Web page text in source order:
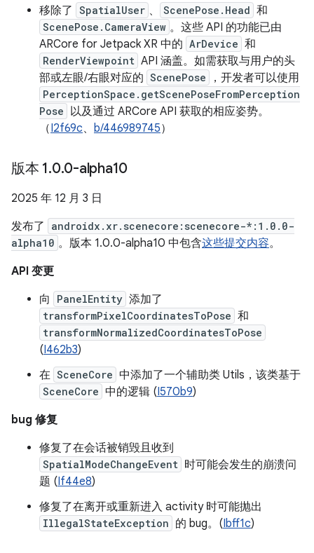
移除了 SpatialUser 、 ScenePose.Head 和
ScenePose.CameraView 。这些 API 的功能已由
ARCore for Jetpack XR 中的 ArDevice 和
RenderViewpoint API 涵盖。如需获取与用户的头
部或左眼/右眼对应的 ScenePose ，开发者可以使用
PerceptionSpace.getScenePoseFromPerception
Pose 以及通过 ARCore API 获取的相应姿势。
（I2f69c、 b/446989745）
版本 1.0.0-alpha10
2025 年 12 月 3 日
发布了
androidx.xr.scenecore:scenecore-*:1.0.0-
alpha10 。版本 1.0.0-alpha10 中包含这些提交内容。
API 变更
向
PanelEntity 添加了
transformPixelCoordinatesToPose 和
transformNormalizedCoordinatesToPose
(I462b3)
在 SceneCore 中添加了一个辅助类 Utils，该类基于
SceneCore 中的逻辑 (I570b9)
bug 修复
修复了在会话被销毁且收到
SpatialModeChangeEvent 时可能会发生的崩溃问
题 (If44e8)
修复了在离开或重新进入 activity 时可能抛出
IllegalStateException 的 bug。(Ibff1c)